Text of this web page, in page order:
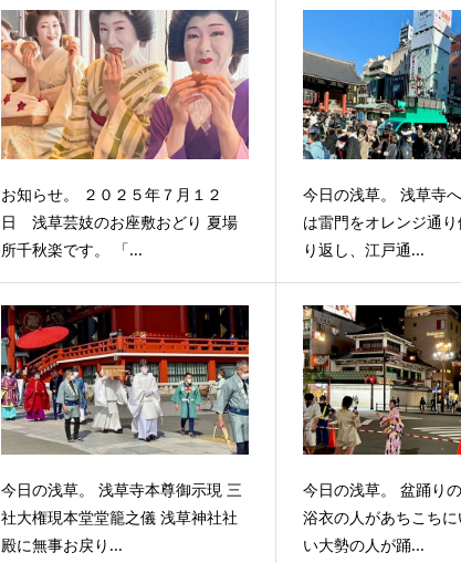
お知らせ。 ２０２５年７月１２
日 浅草芸妓のお座敷おどり 夏場
所千秋楽です。 「...
今日の浅草。 浅草寺
は雷門をオレンジ通
り返し、江戸通...
今日の浅草。 浅草寺本尊御示現 三
社大権現本堂堂籠之儀 浅草神社社
殿に無事お戻り...
今日の浅草。 盆踊り
浴衣の人があちこち
い大勢の人が踊...